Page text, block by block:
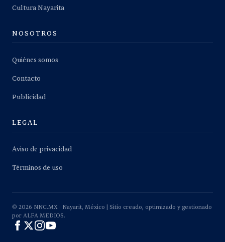
Cultura Nayarita
NOSOTROS
Quiénes somos
Contacto
Publicidad
LEGAL
Aviso de privacidad
Términos de uso
© 2026 NNC.MX · Nayarit, México | Sitio creado, optimizado y gestionado
por ALFA MEDIOS.